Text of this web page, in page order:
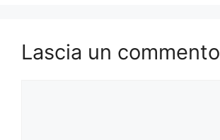
Lascia un commento